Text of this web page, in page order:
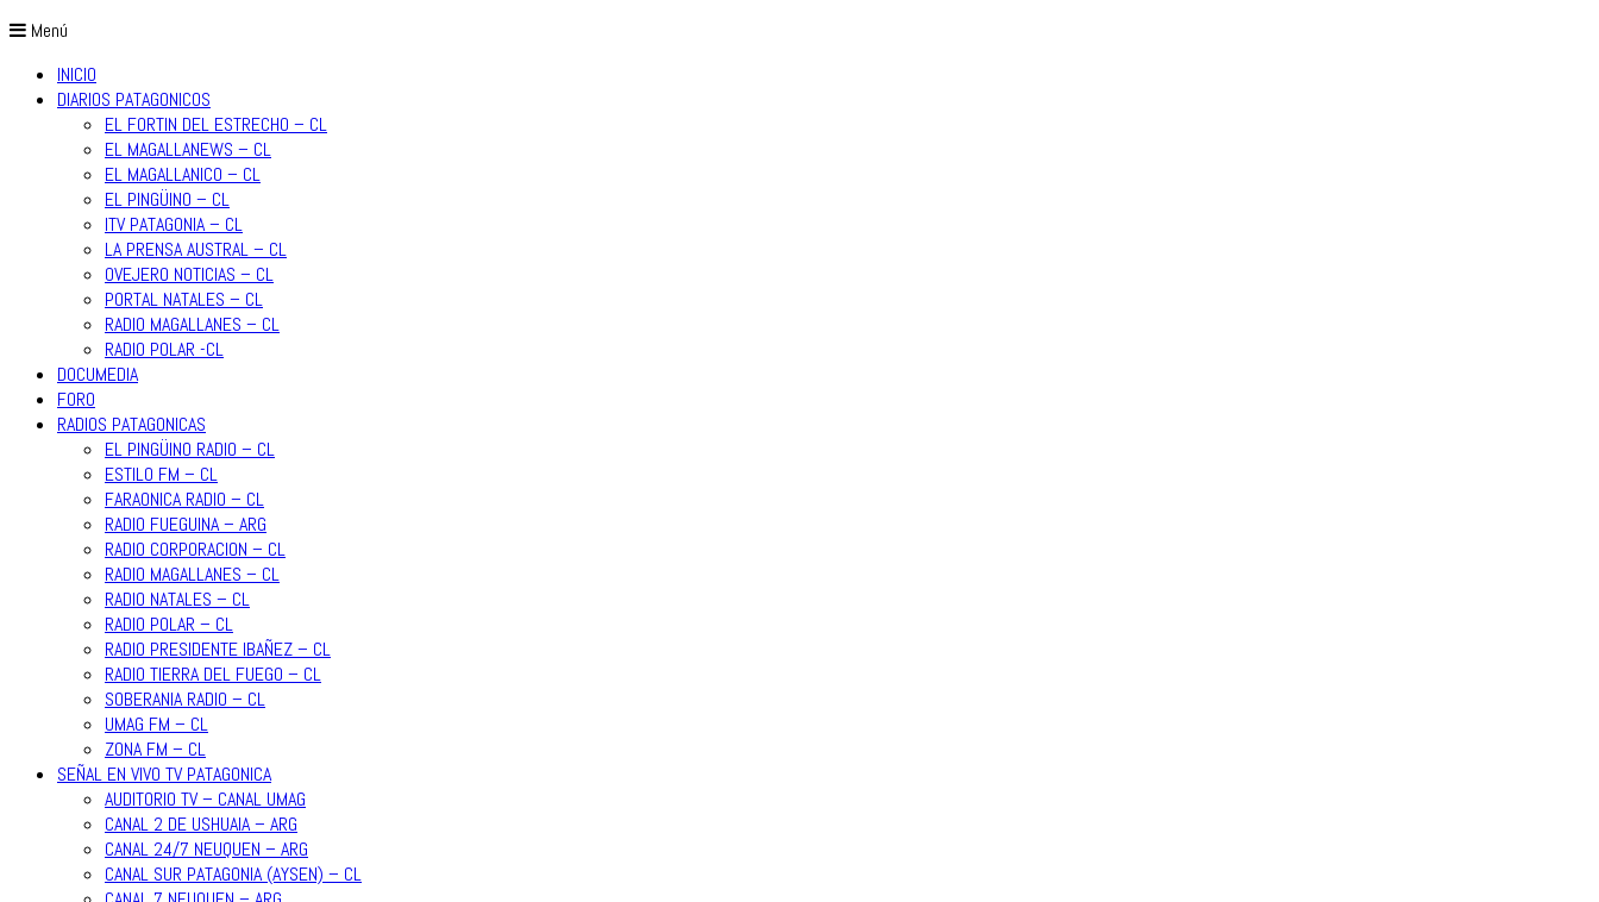
Menú
INICIO
DIARIOS PATAGONICOS
EL FORTIN DEL ESTRECHO – CL
EL MAGALLANEWS – CL
EL MAGALLANICO – CL
EL PINGÜINO – CL
ITV PATAGONIA – CL
LA PRENSA AUSTRAL – CL
OVEJERO NOTICIAS – CL
PORTAL NATALES – CL
RADIO MAGALLANES – CL
RADIO POLAR -CL
DOCUMEDIA
FORO
RADIOS PATAGONICAS
EL PINGÜINO RADIO – CL
ESTILO FM – CL
FARAONICA RADIO – CL
RADIO FUEGUINA – ARG
RADIO CORPORACION – CL
RADIO MAGALLANES – CL
RADIO NATALES – CL
RADIO POLAR – CL
RADIO PRESIDENTE IBAÑEZ – CL
RADIO TIERRA DEL FUEGO – CL
SOBERANIA RADIO – CL
UMAG FM – CL
ZONA FM – CL
SEÑAL EN VIVO TV PATAGONICA
AUDITORIO TV – CANAL UMAG
CANAL 2 DE USHUAIA – ARG
CANAL 24/7 NEUQUEN – ARG
CANAL SUR PATAGONIA (AYSEN) – CL